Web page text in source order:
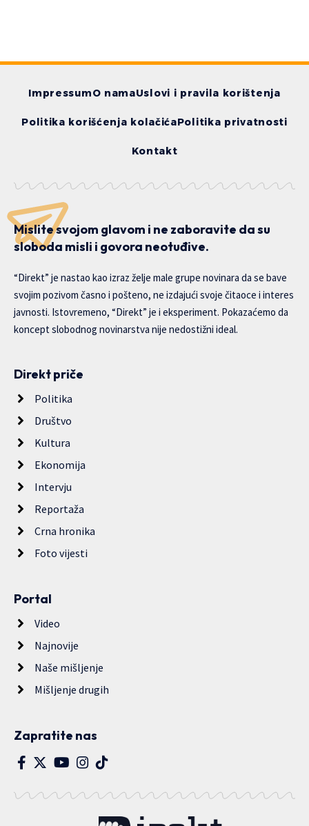
ImpressumO namaUslovi i pravila korištenja
Politika korišćenja kolačićaPolitika privatnosti
Kontakt
Mislite svojom glavom i ne zaboravite da su
sloboda misli i govora neotuđive.
“Direkt” je nastao kao izraz želje male grupe novinara da se bave
svojim pozivom časno i pošteno, ne izdajući svoje čitaoce i interes
javnosti. Istovremeno, “Direkt” je i eksperiment. Pokazaćemo da
koncept slobodnog novinarstva nije nedostižni ideal.
Direkt priče
Politika
Društvo
Kultura
Ekonomija
Intervju
Reportaža
Crna hronika
Foto vijesti
Portal
Video
Najnovije
Naše mišljenje
Mišljenje drugih
Zapratite nas